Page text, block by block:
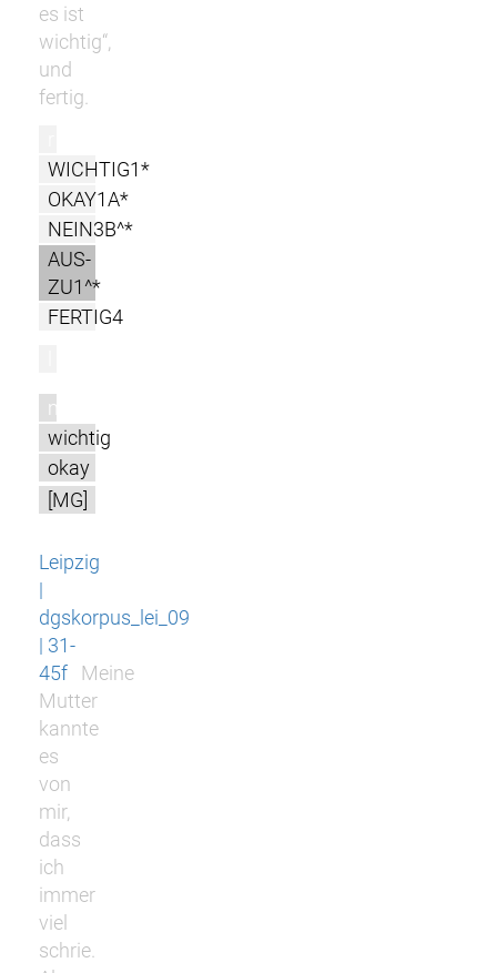
es ist
wichtig“,
und
fertig.
WICHTIG1*
OKAY1A*
NEIN3B^*
AUS-
ZU1^*
FERTIG4
m
wichtig
okay
[MG]
Leipzig
|
dgskorpus_lei_09
| 31-
45f
Meine
Mutter
kannte
es
von
mir,
dass
ich
immer
viel
schrie.